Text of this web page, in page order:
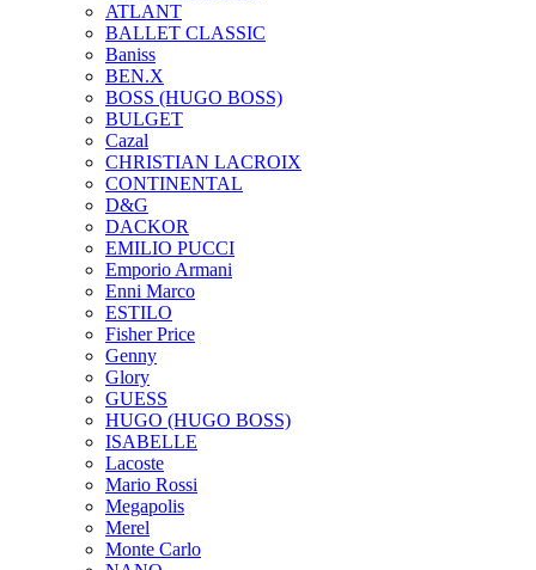
ATLANT
BALLET CLASSIC
Baniss
BEN.X
BOSS (HUGO BOSS)
BULGET
Cazal
CHRISTIAN LACROIX
CONTINENTAL
D&G
DACKOR
EMILIO PUCCI
Emporio Armani
Enni Marco
ESTILO
Fisher Price
Genny
Glory
GUESS
HUGO (HUGO BOSS)
ISABELLE
Lacoste
Mario Rossi
Megapolis
Merel
Monte Carlo